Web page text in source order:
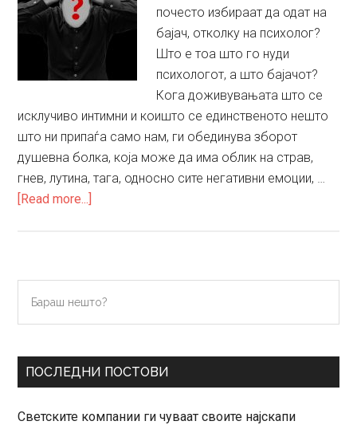
почесто избираат да одат на
бајач, отколку на психолог?
Што е тоа што го нуди
психологот, а што бајачот?
Кога доживувањата што се
исклучиво интимни и коишто се единственото нешто
што ни припаѓа само нам, ги обединува зборот
душевна болка, која може да има облик на страв,
гнев, лутина, тага, односно сите негативни емоции, …
[Read more...]
Primary
Sidebar
нешто?
ПОСЛЕДНИ ПОСТОВИ
Светските компании ги чуваат своите најскапи